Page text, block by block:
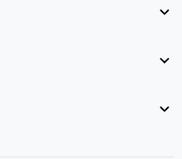


